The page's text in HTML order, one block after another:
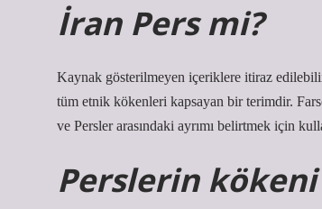
İran Pers mi?
Kaynak gösterilmeyen içeriklere itiraz
tüm etnik kökenleri kapsayan bir terimdir.
ve Persler arasındaki ayrımı belirtmek için
Perslerin